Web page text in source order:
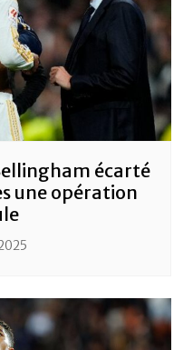
écarté
une opération